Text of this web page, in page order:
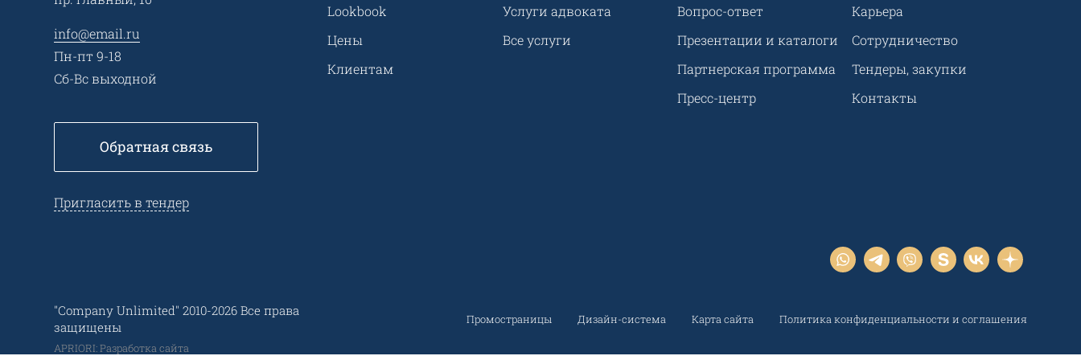
info@email.ru
Пн-пт 9-18
Сб-Вс выходной
Обратная связь
Пригласить в тендер
Lookbook
Цены
Клиентам
Услуги адвоката
Все услуги
Вопрос-ответ
Презентации и каталоги
Партнерская программа
Пресс-центр
Карьера
Сотрудничество
Тендеры, закупки
Контакты
"Company Unlimited" 2010-2026 Все права
защищены
Промостраницы Дизайн-система Карта сайта Политика конфиденциальности и соглашения
APRIORI: Разработка сайта